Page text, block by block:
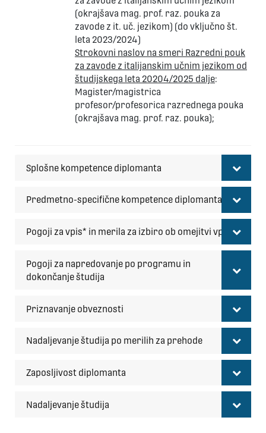
(okrajšava mag. prof. raz. pouka za
zavode z it. uč. jezikom) (do vključno št.
leta 2023/2024)
Strokovni naslov na smeri Razredni pouk
za zavode z italijanskim učnim jezikom od
študijskega leta 20204/2025 dalje:
Magister/magistrica
profesor/profesorica razrednega pouka
(okrajšava mag. prof. raz. pouka);
Splošne kompetence diplomanta
Predmetno-specifične kompetence diplomanta
Pogoji za vpis* in merila za izbiro ob omejitvi vpisa
Pogoji za napredovanje po programu in
dokončanje študija
Priznavanje obveznosti
Nadaljevanje študija po merilih za prehode
Zaposljivost diplomanta
Nadaljevanje študija